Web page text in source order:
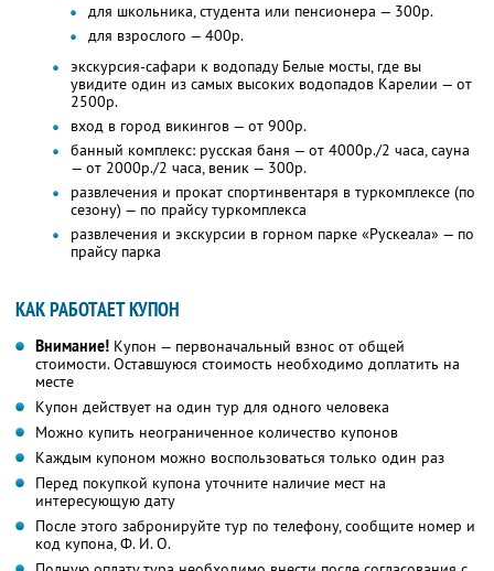
для школьника, студента или пенсионера — 300р.
для взрослого — 400р.
экскурсия-сафари к водопаду Белые мосты, где вы
увидите один из самых высоких водопадов Карелии — от
2500р.
вход в город викингов — от 900р.
банный комплекс: русская баня — от 4000р./2 часа, сауна
— от 2000р./2 часа, веник — 300р.
развлечения и прокат спортинвентаря в туркомплексе (по
сезону) — по прайсу туркомплекса
развлечения и экскурсии в горном парке «Рускеала» — по
прайсу парка
КАК РАБОТАЕТ КУПОН
Внимание! Купон — первоначальный взнос от общей
стоимости. Оставшуюся стоимость необходимо доплатить на
месте
Купон действует на один тур для одного человека
Можно купить неограниченное количество купонов
Каждым купоном можно воспользоваться только один раз
Перед покупкой купона уточните наличие мест на
интересующую дату
После этого забронируйте тур по телефону, сообщите номер и
код купона, Ф. И. О.